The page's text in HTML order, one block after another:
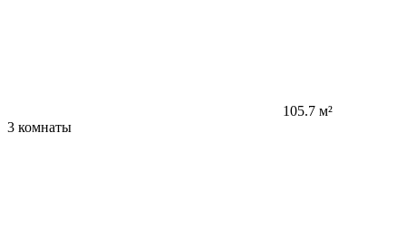
105.7 м²
3 комнаты